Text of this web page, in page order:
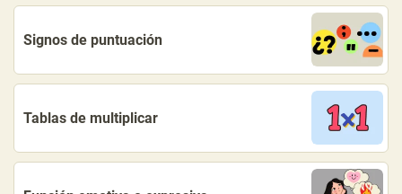
Signos de puntuación
Tablas de multiplicar